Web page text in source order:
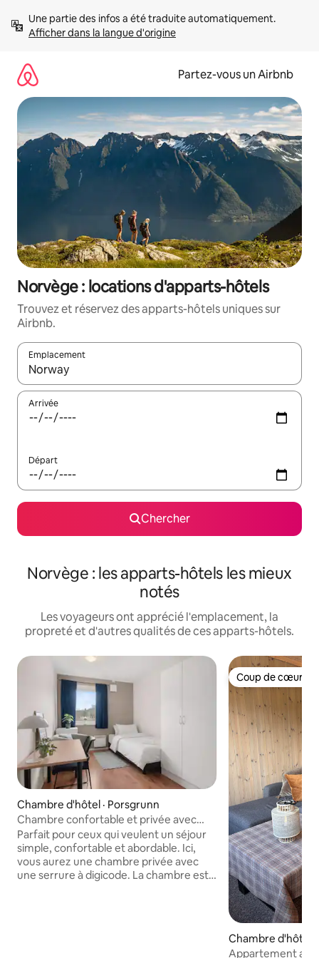
directement
Afficher dans la langue d'origine
Partez-vous un Airbnb
Norvège : locations d'apparts-hôtels
Trouvez et réservez des apparts-hôtels uniques sur
Airbnb.
Emplacement
Quand les résultats sont affichés, parcourez-les en utilisant
Arrivée
Départ
Chercher
Norvège : les apparts-hôtels les mieux
notés
Les voyageurs ont apprécié l'emplacement, la
propreté et d'autres qualités de ces apparts-hôtels.
Chambre d'hôtel · Porsgrunn
Chambre confortable et privée avec
serrure à code | P Apartments
Parfait pour ceux qui veulent un séjour
simple, confortable et abordable. Ici,
vous aurez une chambre privée avec
une serrure à digicode. La chambre est
Coup de cœur
Coup de cœur
Chambre d'hôtel
Appartement